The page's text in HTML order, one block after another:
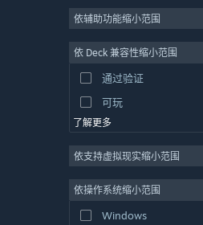
视频制作
照片编辑
依辅助功能缩小范围
依 Deck 兼容性缩小范围
通过验证
可玩
了解更多
依支持虚拟现实缩小范围
依操作系统缩小范围
Windows